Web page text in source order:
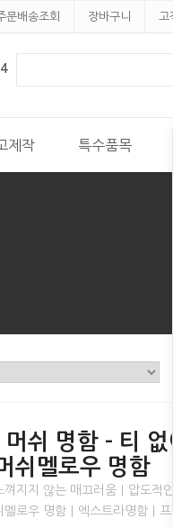
문배송조회 장바구니 고
제작 특수품목
쉬 명함 - 티 없
쉬멜로우 명함
지지 않는 매끄러움｜압도적
로우 명함｜엑스트라명함｜프